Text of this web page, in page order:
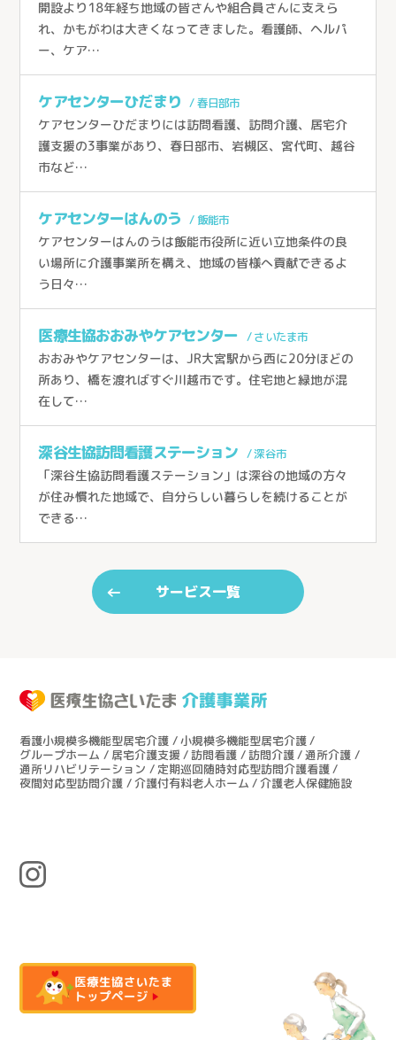
開設より18年経ち地域の皆さんや組合員さんに支えら
れ、かもがわは大きくなってきました。看護師、ヘルパ
ー、ケア…
ケアセンターひだまり / 春日部市
ケアセンターひだまりには訪問看護、訪問介護、居宅介
護支援の3事業があり、春日部市、岩槻区、宮代町、越谷
市など…
ケアセンターはんのう / 飯能市
ケアセンターはんのうは飯能市役所に近い立地条件の良
い場所に介護事業所を構え、地域の皆様へ貢献できるよ
う日々…
医療生協おおみやケアセンター / さいたま市
おおみやケアセンターは、JR大宮駅から西に20分ほどの
所あり、橋を渡ればすぐ川越市です。住宅地と緑地が混
在して…
深谷生協訪問看護ステーション / 深谷市
「深谷生協訪問看護ステーション」は深谷の地域の方々
が住み慣れた地域で、自分らしい暮らしを続けることが
できる…
サービス一覧
看護小規模多機能型居宅介護
小規模多機能型居宅介護
グループホーム
居宅介護支援 訪問看護 訪問介護
通所介護
通所リハビリテーション
定期巡回随時対応型訪問介護看護
夜間対応型訪問介護
介護付有料老人ホーム 介護老人保健施設